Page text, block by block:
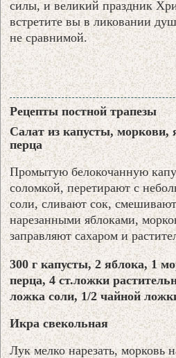
силы, и великий праздник
встретите вы в ликовании
не сравнимой.
Рецепты постной трапезы
Салат из капусты, моркови,
перца
Промытую белокочанную
соломкой, перетирают с
соли, сливают сок,
нарезанными яблоками,
заправляют сахаром и
300 г капусты, 2 яблока, 1
перца, 4 ст.ложки
ложка соли, 1/2 чайной
Икра свекольная
Лук мелко нарезать, морковь